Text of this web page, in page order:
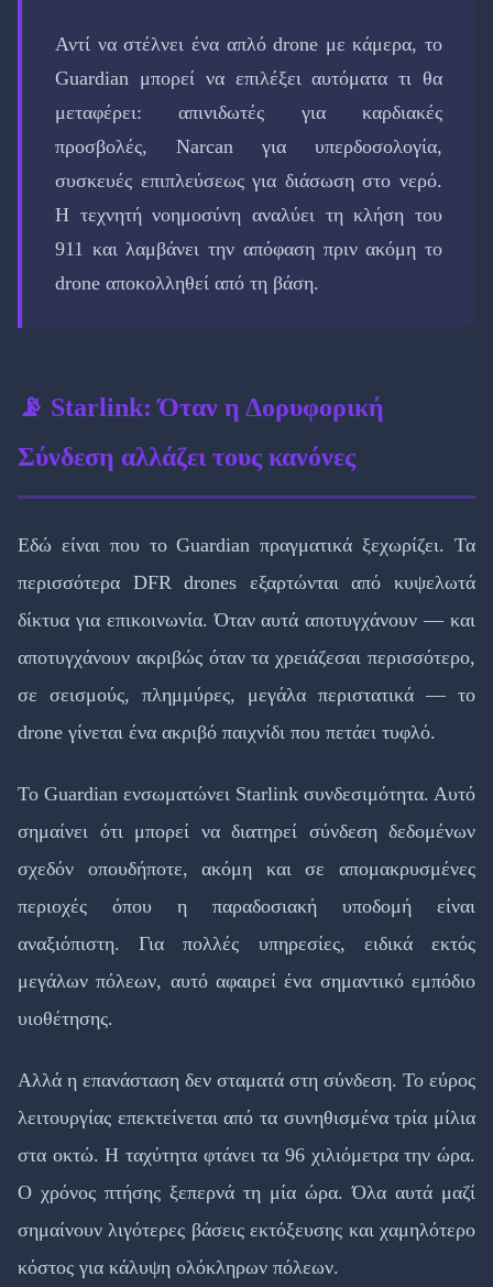
Αντί να στέλνει ένα απλό drone με κάμερα, το
Guardian μπορεί να επιλέξει αυτόματα τι θα
μεταφέρει: απινιδωτές για καρδιακές
προσβολές, Narcan για υπερδοσολογία,
συσκευές επιπλεύσεως για διάσωση στο νερό.
Η τεχνητή νοημοσύνη αναλύει τη κλήση του
911 και λαμβάνει την απόφαση πριν ακόμη το
drone αποκολληθεί από τη βάση.
📡 Starlink: Όταν η Δορυφορική
Σύνδεση αλλάζει τους κανόνες
Εδώ είναι που το Guardian πραγματικά ξεχωρίζει. Τα
περισσότερα DFR drones εξαρτώνται από κυψελωτά
δίκτυα για επικοινωνία. Όταν αυτά αποτυγχάνουν — και
αποτυγχάνουν ακριβώς όταν τα χρειάζεσαι περισσότερο,
σε σεισμούς, πλημμύρες, μεγάλα περιστατικά — το
drone γίνεται ένα ακριβό παιχνίδι που πετάει τυφλό.
Το Guardian ενσωματώνει Starlink συνδεσιμότητα. Αυτό
σημαίνει ότι μπορεί να διατηρεί σύνδεση δεδομένων
σχεδόν οπουδήποτε, ακόμη και σε απομακρυσμένες
περιοχές όπου η παραδοσιακή υποδομή είναι
αναξιόπιστη. Για πολλές υπηρεσίες, ειδικά εκτός
μεγάλων πόλεων, αυτό αφαιρεί ένα σημαντικό εμπόδιο
υιοθέτησης.
Αλλά η επανάσταση δεν σταματά στη σύνδεση. Το εύρος
λειτουργίας επεκτείνεται από τα συνηθισμένα τρία μίλια
στα οκτώ. Η ταχύτητα φτάνει τα 96 χιλιόμετρα την ώρα.
Ο χρόνος πτήσης ξεπερνά τη μία ώρα. Όλα αυτά μαζί
σημαίνουν λιγότερες βάσεις εκτόξευσης και χαμηλότερο
κόστος για κάλυψη ολόκληρων πόλεων.